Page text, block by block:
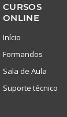
CURSOS
ONLINE
Início
Formandos
Sala de Aula
Suporte técnico